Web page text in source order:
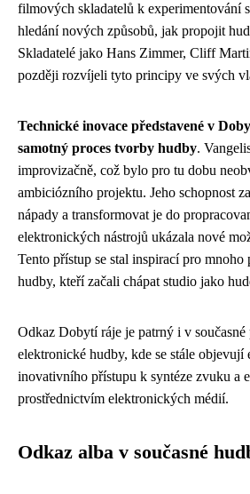
filmových skladatelů k experimentování
hledání nových způsobů, jak propojit
Skladatelé jako Hans Zimmer, Cliff
později rozvíjeli tyto principy ve svých
Technické inovace představené v
samotný proces tvorby hudby.
improvizačně, což bylo pro tu dobu
ambiciózního projektu. Jeho schopnost
nápady a transformovat je do
elektronických nástrojů ukázala nové
Tento přístup se stal inspirací pro
hudby, kteří začali chápat studio jako
Odkaz Dobytí ráje je patrný i v
elektronické hudby, kde se stále objevují
inovativního přístupu k syntéze zvuku a
prostřednictvím elektronických médií.
Odkaz alba v současné